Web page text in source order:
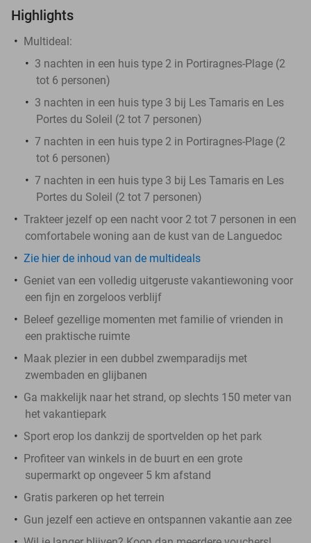
Highlights
Multideal:
3 nachten in een huis type 2 in Portiragnes-Plage (2
tot 6 personen)
3 nachten in een huis type 3 bij Les Tamaris en Les
Portes du Soleil (2 tot 7 personen)
7 nachten in een huis type 2 in Portiragnes-Plage (2
tot 6 personen)
7 nachten in een huis type 3 bij Les Tamaris en Les
Portes du Soleil (2 tot 7 personen)
Trakteer jezelf op een nacht voor 2 tot 7 personen in een
comfortabele woning aan de kust van de Languedoc
Zie hier de inhoud van de multideals
Geniet van een volledig uitgeruste vakantiewoning voor
een fijn en zorgeloos verblijf
Beleef gezellige momenten met familie of vrienden in
een praktische ruimte
Maak plezier in een dubbel zwemparadijs met
zwembaden en glijbanen
Ga makkelijk naar het strand, op slechts 150 meter van
het vakantiepark
Sport erop los dankzij de sportvelden op het park
Profiteer van winkels in de buurt en een grote
supermarkt op ongeveer 5 km afstand
Gratis parkeren op het terrein
Gun jezelf een actieve en ontspannen vakantie aan zee